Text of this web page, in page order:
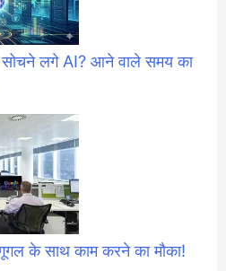
सोचने लगे AI? आने वाले समय का
के साथ काम करने का मौका!